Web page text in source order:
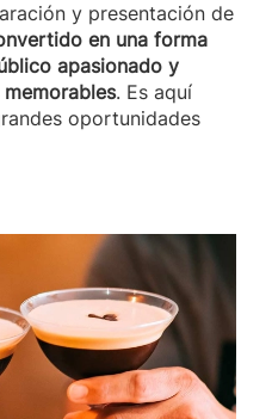
y presentación de
en una forma
apasionado y
. Es aquí
oportunidades